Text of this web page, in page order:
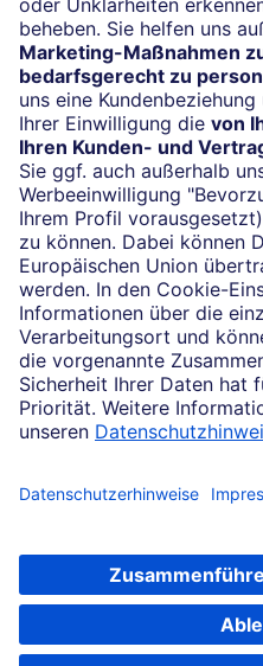
24/7-
(069) 910-100 61
Impressum
Konditionen und Preise
Rechtliche Hinweise
Datenschutz
Ihr Feedback zur Website
Soweit auf dieser Internetseite von